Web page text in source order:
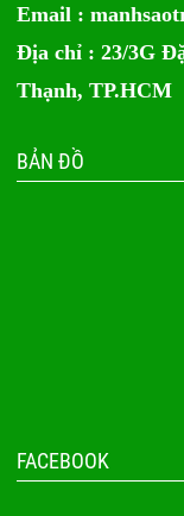
Email :
Địa chỉ : 23/3G
Thạnh, TP.HCM
BẢN ĐỒ
FACEBOOK